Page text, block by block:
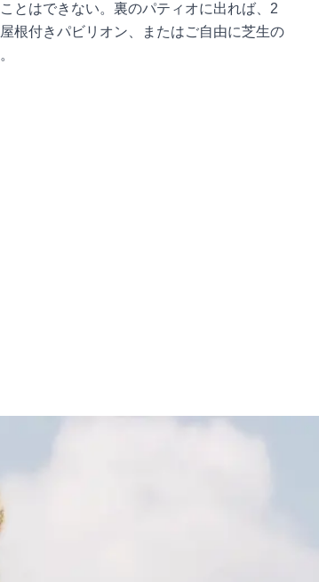
とはできない。裏のパティオに出れば、2
根付きパビリオン、またはご自由に芝生の